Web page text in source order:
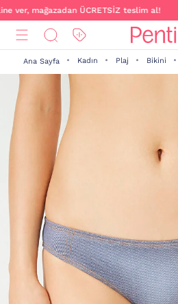
mağazadan ÜCRETSİZ teslim al!
Ana Sayfa Kadın Plaj Bikini